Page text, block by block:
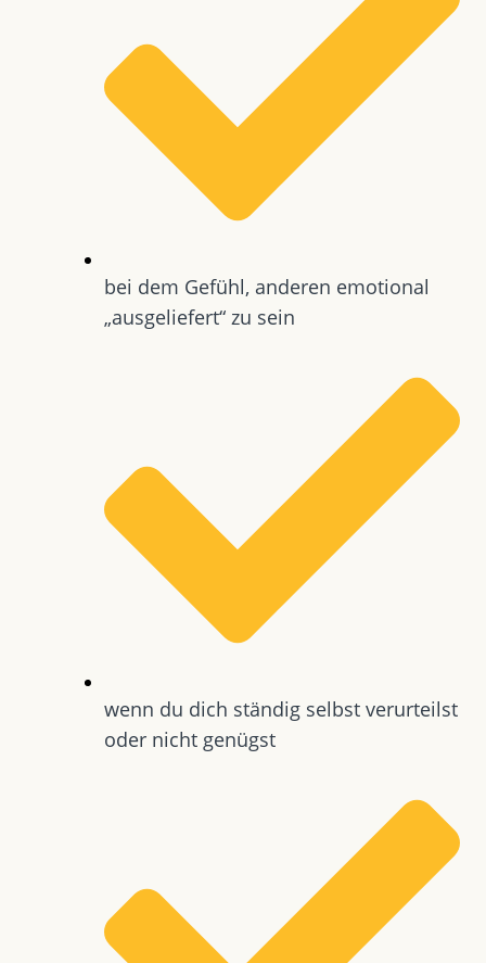
bei dem Gefühl, anderen emotional
„ausgeliefert“ zu sein
wenn du dich ständig selbst verurteilst
oder nicht genügst